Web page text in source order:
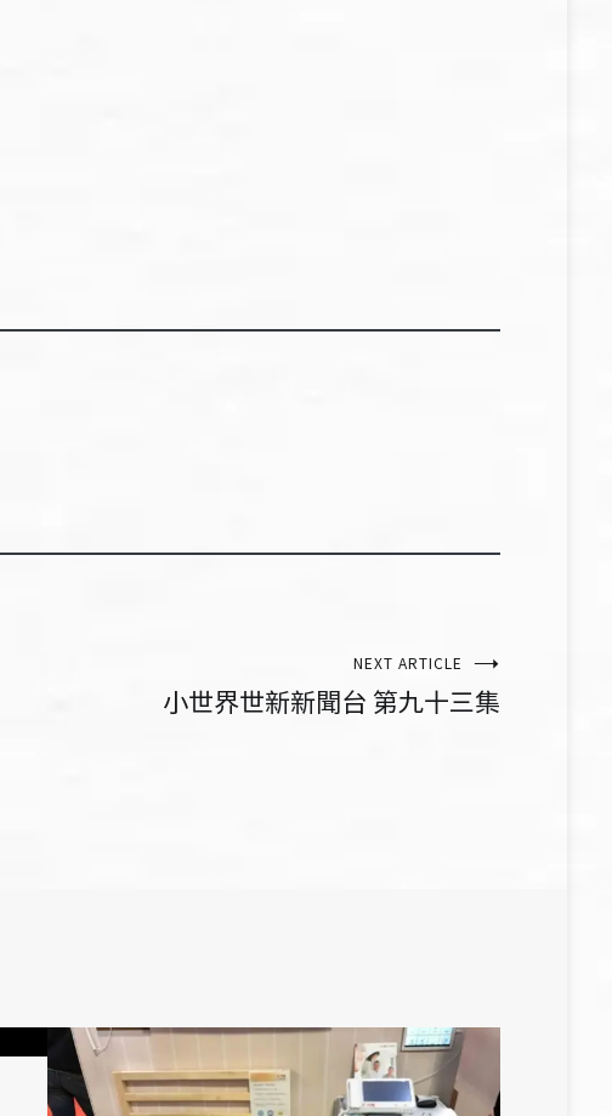
NEXT ARTICLE
小世界世新新聞台 第九十三集